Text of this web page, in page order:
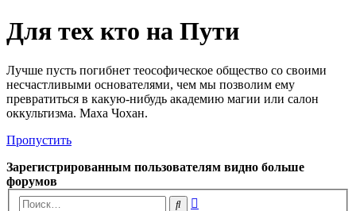
Для тех кто на Пути
Лучше пусть погибнет теософическое общество со своими
несчастливыми основателями, чем мы позволим ему
превратиться в какую-нибудь академию магии или салон
оккультизма. Маха Чохан.
Пропустить
Зарегистрированным пользователям видно больше
форумов
Поиск